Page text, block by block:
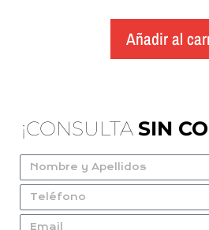
Añadir al
¡CONSULTA SIN